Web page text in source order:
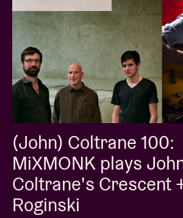
(John) Coltrane 100:
MiXMONK plays
Coltrane's Crescent
Roginski